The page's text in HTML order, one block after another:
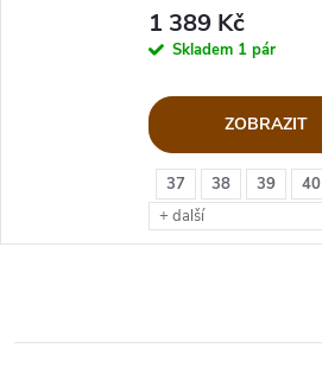
37 38 39 40
+ další
1 389 Kč
Skladem 1 pár
ZOBRAZIT